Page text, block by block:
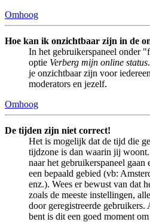
Omhoog
Hoe kan ik onzichtbaar zijn in de
In het gebruikerspaneel onder
optie Verberg mijn online status
je onzichtbaar zijn voor
moderators en jezelf.
Omhoog
De tijden zijn niet correct!
Het is mogelijk dat de tijd die
tijdzone is dan waarin jij
naar het gebruikerspaneel
een bepaald gebied (vb:
enz.). Wees er bewust van dat
zoals de meeste instellingen,
door geregistreerde gebruikers.
bent is dit een goed moment